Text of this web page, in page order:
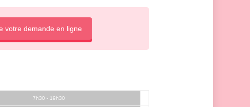
votre demande en ligne
7h30 - 19h30